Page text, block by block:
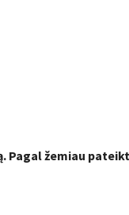
Pagal žemiau